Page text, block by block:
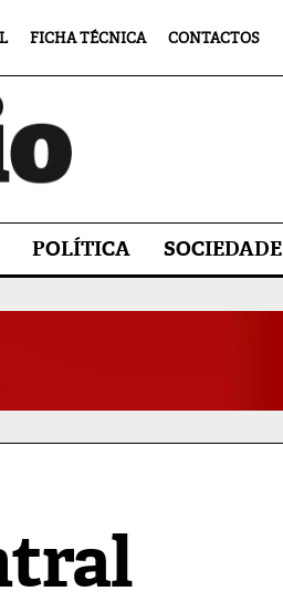
FICHA TÉCNICA CONTACTOS
POLÍTICA SOCIEDADE